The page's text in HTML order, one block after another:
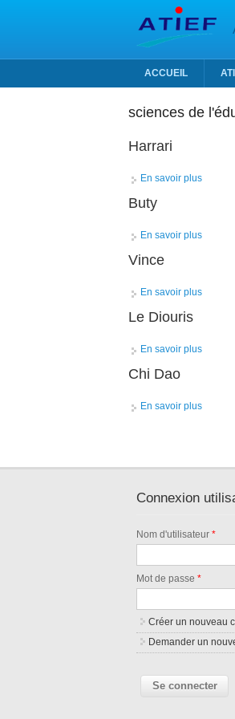
ACCUEIL
sciences de
Harrari
En savoir plus
Buty
En savoir plus
Vince
En savoir plus
Le Diouris
En savoir plus
Chi Dao
En savoir plus
Connexion
Nom d'utilisateur*
Mot de passe*
Créer un nouveau
Demander un